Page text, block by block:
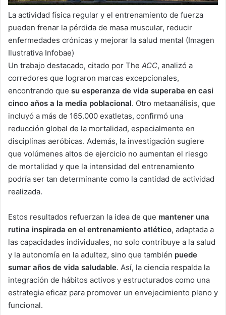
La actividad física regular y el entrenamiento de fuerza
pueden frenar la pérdida de masa muscular, reducir
enfermedades crónicas y mejorar la salud mental (Imagen
Ilustrativa Infobae)
Un trabajo destacado, citado por The ACC, analizó a
corredores que lograron marcas excepcionales,
encontrando que su esperanza de vida superaba en casi
cinco años a la media poblacional. Otro metaanálisis, que
incluyó a más de 165.000 exatletas, confirmó una
reducción global de la mortalidad, especialmente en
disciplinas aeróbicas. Además, la investigación sugiere
que volúmenes altos de ejercicio no aumentan el riesgo
de mortalidad y que la intensidad del entrenamiento
podría ser tan determinante como la cantidad de actividad
realizada.
Estos resultados refuerzan la idea de que mantener una
rutina inspirada en el entrenamiento atlético, adaptada a
las capacidades individuales, no solo contribuye a la salud
y la autonomía en la adultez, sino que también puede
sumar años de vida saludable. Así, la ciencia respalda la
integración de hábitos activos y estructurados como una
estrategia eficaz para promover un envejecimiento pleno y
funcional.